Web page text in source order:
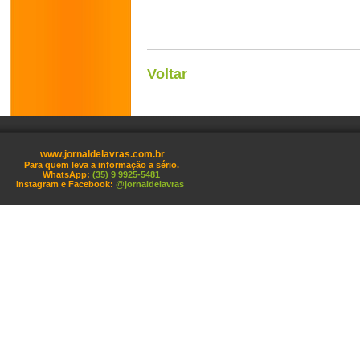
Voltar
www.jornaldelavras.com.br
Para quem leva a informação a sério.
WhatsApp: (35) 9 9925-5481
Instagram e Facebook: @jornaldelavras